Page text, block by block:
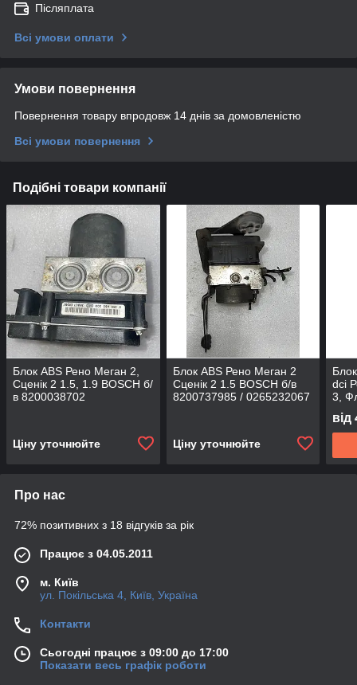
Післяплата
Всі умови оплати
Умови повернення
Повернення товару впродовж 14 днів за домовленістю
Всі умови повернення
Подібні товари компанії
Блок ABS Рено Меган 2,
Сценік 2 1.5, 1.9 BOSCH б/
в 8200038702
Ціну уточнюйте
Блок ABS Рено Меган 2
Сценік 2 1.5 BOSCH б/в
8200737985 / 0265232067
Ціну уточнюйте
dсi
3,
від
Про нас
72% позитивних з 18 відгуків за рік
Працює з 04.05.2011
м. Київ
ул. Покільська 4, Київ, Україна
Контакти
Сьогодні працює з 09:00 до 17:00
Показати весь графік роботи